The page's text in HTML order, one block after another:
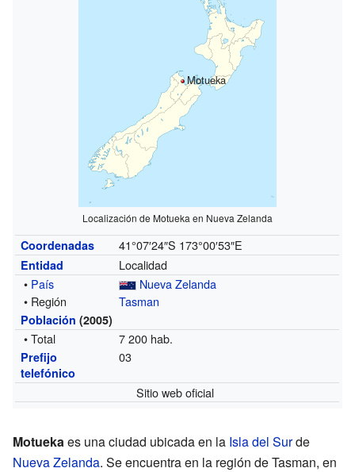
Motueka
Localización de Motueka en Nueva Zelanda
Coordenadas 41°07′24″S 173°00′53″E
Entidad
Localidad
• País
Nueva Zelanda
• Región
Tasman
Población (2005)
• Total 7 200 hab.
Prefijo
telefónico
03
Sitio web oficial
Motuekaes una ciudad ubicada en la Isla del Surde
Nueva Zelanda. Se encuentra en la región de Tasman, en